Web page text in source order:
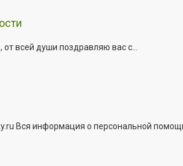
всей души поздравляю вас с...
Вся информация о персональной